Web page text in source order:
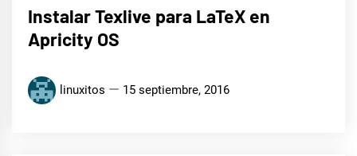
Instalar Texlive para LaTeX en
Apricity OS
linuxitos 15 septiembre, 2016